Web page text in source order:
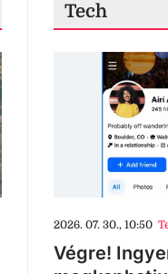
Tech
2026. 07. 30., 10:50
Végre!